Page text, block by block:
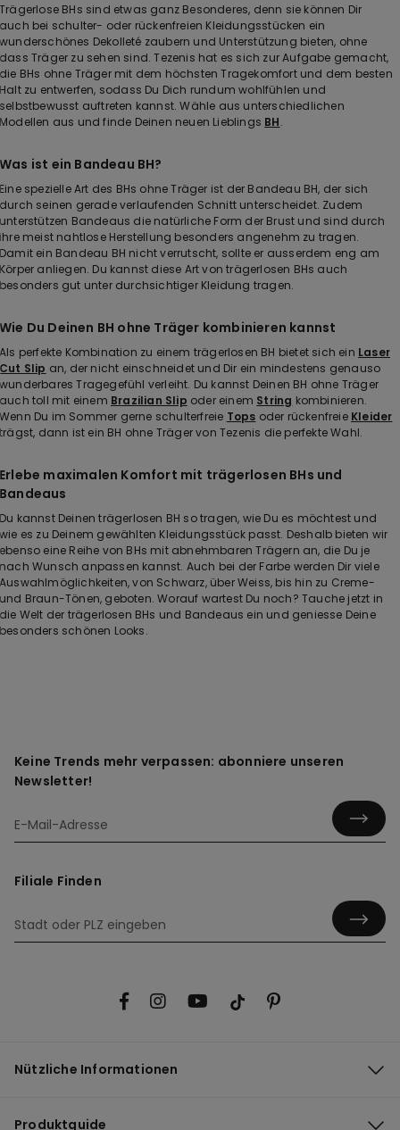
Trägerlose BHs sind etwas ganz Besonderes, denn sie können Dir
auch bei schulter- oder rückenfreien Kleidungsstücken ein
wunderschönes Dekolleté zaubern und Unterstützung bieten, ohne
dass Träger zu sehen sind. Tezenis hat es sich zur Aufgabe gemacht,
die BHs ohne Träger mit dem höchsten Tragekomfort und dem besten
Halt zu entwerfen, sodass Du Dich rundum wohlfühlen und
selbstbewusst auftreten kannst. Wähle aus unterschiedlichen
Modellen aus und finde Deinen neuen Lieblings BH.
Was ist ein Bandeau BH?
Eine spezielle Art des BHs ohne Träger ist der Bandeau BH, der sich
durch seinen gerade verlaufenden Schnitt unterscheidet. Zudem
unterstützen Bandeaus die natürliche Form der Brust und sind durch
ihre meist nahtlose Herstellung besonders angenehm zu tragen.
Damit ein Bandeau BH nicht verrutscht, sollte er ausserdem eng am
Körper anliegen. Du kannst diese Art von trägerlosen BHs auch
besonders gut unter durchsichtiger Kleidung tragen.
Wie Du Deinen BH ohne Träger kombinieren kannst
Als perfekte Kombination zu einem trägerlosen BH bietet sich ein Laser
Cut Slip an, der nicht einschneidet und Dir ein mindestens genauso
wunderbares Tragegefühl verleiht. Du kannst Deinen BH ohne Träger
auch toll mit einem Brazilian Slip oder einem String kombinieren.
Wenn Du im Sommer gerne schulterfreie Tops oder rückenfreie Kleider
trägst, dann ist ein BH ohne Träger von Tezenis die perfekte Wahl.
Erlebe maximalen Komfort mit trägerlosen BHs und
Bandeaus
Du kannst Deinen trägerlosen BH so tragen, wie Du es möchtest und
wie es zu Deinem gewählten Kleidungsstück passt. Deshalb bieten wir
ebenso eine Reihe von BHs mit abnehmbaren Trägern an, die Du je
nach Wunsch anpassen kannst. Auch bei der Farbe werden Dir viele
Auswahlmöglichkeiten, von Schwarz, über Weiss, bis hin zu Creme-
und Braun-Tönen, geboten. Worauf wartest Du noch? Tauche jetzt in
die Welt der trägerlosen BHs und Bandeaus ein und geniesse Deine
besonders schönen Looks.
Keine Trends mehr verpassen: abonniere unseren
Newsletter!
Filiale Finden
Nützliche Informationen
Produktguide